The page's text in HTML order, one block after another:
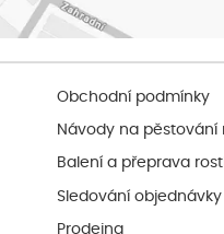
Obchodní podmínky
Návody na pěstování
Balení a přeprava
Sledování objednávky
Prodejna